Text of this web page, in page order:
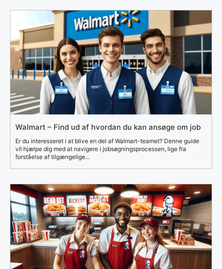
Walmart – Find ud af hvordan du kan ansøge om job
Er du interesseret i at blive en del af Walmart-teamet? Denne guide
vil hjælpe dig med at navigere i jobsøgningsprocessen, lige fra
forståelse af tilgængelige...